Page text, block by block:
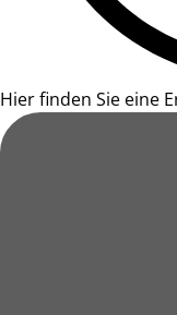
Hier finden Sie eine